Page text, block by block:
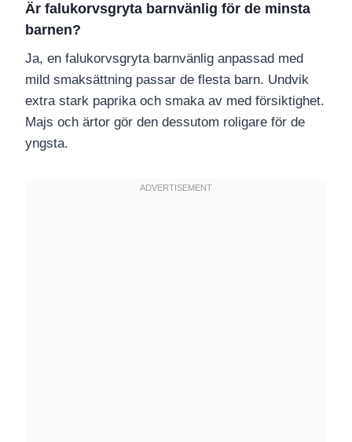
Är falukorvsgryta barnvänlig för de minsta
barnen?
Ja, en falukorvsgryta barnvänlig anpassad med
mild smaksättning passar de flesta barn. Undvik
extra stark paprika och smaka av med försiktighet.
Majs och ärtor gör den dessutom roligare för de
yngsta.